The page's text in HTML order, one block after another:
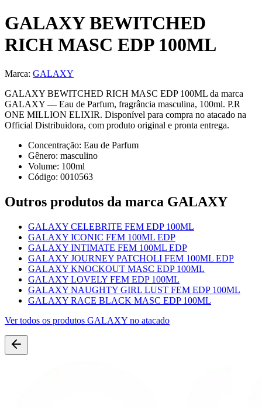
GALAXY BEWITCHED
RICH MASC EDP 100ML
Marca: GALAXY
GALAXY BEWITCHED RICH MASC EDP 100ML da marca
GALAXY — Eau de Parfum, fragrância masculina, 100ml. P.R
ONE MILLION ELIXIR. Disponível para compra no atacado na
Official Distribuidora, com produto original e pronta entrega.
Concentração: Eau de Parfum
Gênero: masculino
Volume: 100ml
Código: 0010563
Outros produtos da marca GALAXY
GALAXY CELEBRITE FEM EDP 100ML
GALAXY ICONIC FEM 100ML EDP
GALAXY INTIMATE FEM 100ML EDP
GALAXY JOURNEY PATCHOLI FEM 100ML EDP
GALAXY KNOCKOUT MASC EDP 100ML
GALAXY LOVELY FEM EDP 100ML
GALAXY NAUGHTY GIRL LUST FEM EDP 100ML
GALAXY RACE BLACK MASC EDP 100ML
Ver todos os produtos GALAXY no atacado